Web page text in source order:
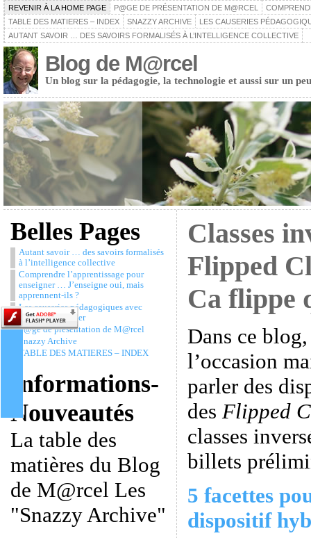
REVENIR À LA HOME PAGE P@GE DE PRÉSENTATION DE M@RCEL
TABLE DES MATIERES – INDEX
SNAZZY ARCHIVE
LES CAUSERIES
AUTANT SAVOIR … DES SAVOIRS FORMALISÉS À L’INTELLIGENCE COLLECTIVE
Blog de M@rcel
Un blog sur la pédagogie, la technologie et aussi sur un
Belles Pages
Autant savoir … des savoirs formalisés
à l’intelligence collective
Comprendre l’apprentissage pour
enseigner … J’enseigne oui, mais
apprennent-ils ?
Les causeries pédagogiques avec
Christophe Batier
P@ge de présentation de M@rcel
Snazzy Archive
TABLE DES MATIERES – INDEX
Informations-
Nouveautés
La table des
matières du Blog
de M@rcel Les
"Snazzy Archive"
Classes
Flipped
Ca flippe
Dans ce
l’occasion
parler des
des Flipped
classes
billets
5 facettes
dispositif